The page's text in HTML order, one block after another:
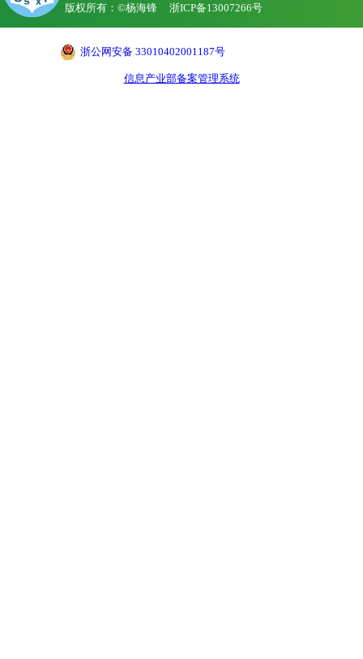
版权所有：©杨海锋 浙ICP备13007266号
浙公网安备 33010402001187号
信息产业部备案管理系统